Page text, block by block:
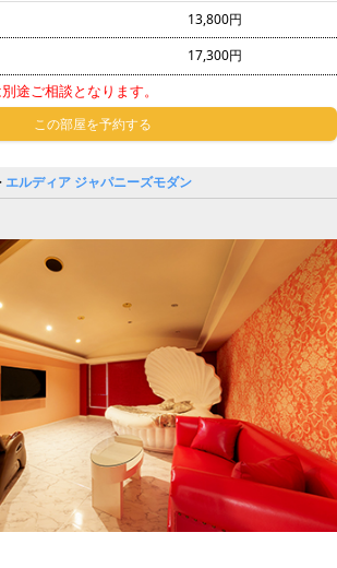
13,800円
17,300円
途ご相談となります。
この部屋を予約する
エルディア ジャパニーズモダン